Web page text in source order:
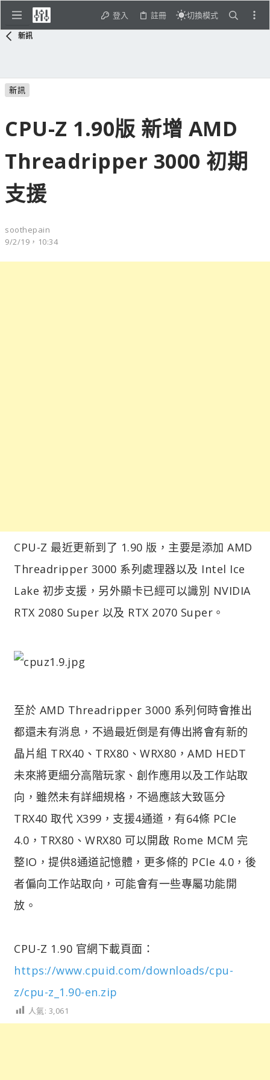
登入 註冊 切換模式
新訊
新訊
CPU-Z 1.90版 新增 AMD
Threadripper 3000 初期
支援
soothepain
9/2/19，10:34
CPU-Z 最近更新到了 1.90 版，主要是添加 AMD
Threadripper 3000 系列處理器以及 Intel Ice
Lake 初步支援，另外顯卡已經可以識別 NVIDIA
RTX 2080 Super 以及 RTX 2070 Super。
至於 AMD Threadripper 3000 系列何時會推出
都還未有消息，不過最近倒是有傳出將會有新的
晶片組 TRX40、TRX80、WRX80，AMD HEDT
未來將更細分高階玩家、創作應用以及工作站取
向，雖然未有詳細規格，不過應該大致區分
TRX40 取代 X399，支援4通道，有64條 PCIe
4.0，TRX80、WRX80 可以開啟 Rome MCM 完
整IO，提供8通道記憶體，更多條的 PCIe 4.0，後
者偏向工作站取向，可能會有一些專屬功能開
放。
CPU-Z 1.90 官網下載頁面：
https://www.cpuid.com/downloads/cpu-
z/cpu-z_1.90-en.zip
人氣: 3,061